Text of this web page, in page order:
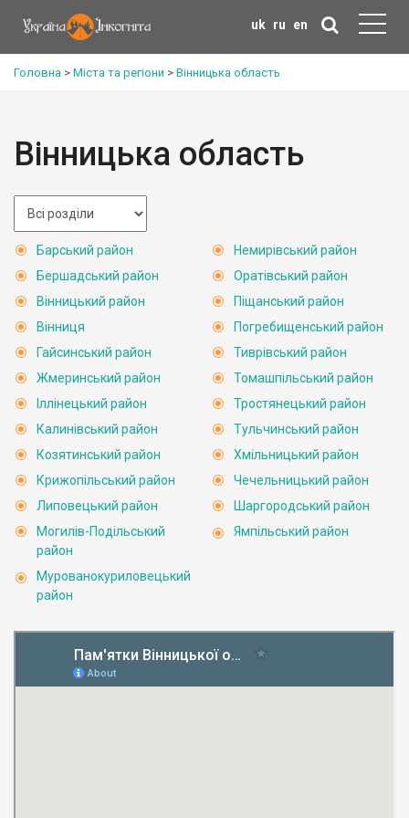
uk ru en
Головна > Міста та регіони > Вінницька область
Вінницька область
Барський район
Бершадський район
Вінницький район
Вінниця
Гайсинський район
Жмеринський район
Іллінецький район
Калинівський район
Козятинський район
Крижопільський район
Липовецький район
Могилів-Подільський
район
Мурованокуриловецький
район
Немирівський район
Оратівський район
Піщанський район
Погребищенський район
Тиврівський район
Томашпільський район
Тростянецький район
Тульчинський район
Хмільницький район
Чечельницький район
Шаргородський район
Ямпільський район